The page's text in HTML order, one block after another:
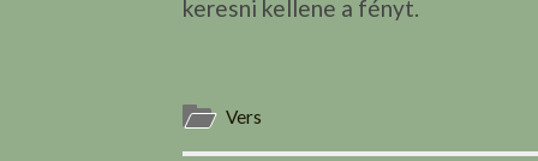
keresni kellene a fényt.
Vers